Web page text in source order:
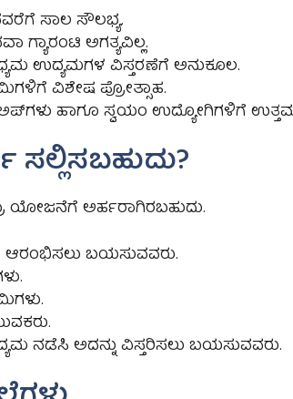
ಸಾಲ ಸೌಲಭ್ಯ.
ಗ್ಯಾರಂಟಿ ಅಗತ್ಯವಿಲ್ಲ.
ಉದ್ಯಮಗಳ ವಿಸ್ತರಣೆಗೆ ಅನುಕೂಲ.
ವಿಶೇಷ ಪ್ರೋತ್ಸಾಹ.
ಹಾಗೂ ಸ್ವಯಂ ಉದ್ಯೋಗಿಗಳಿಗೆ
ಯೋಜನೆಗೆ ಅರ್ಹರಾಗಿರಬಹುದು.
ಬಯಸುವವರು.
ನಡೆಸಿ ಅದನ್ನು ವಿಸ್ತರಿಸಲು ಬಯಸುವವರು.